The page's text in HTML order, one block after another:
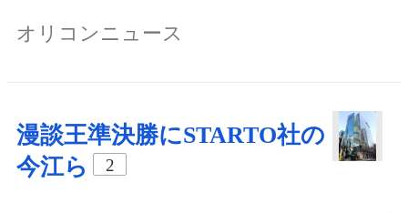
オリコンニュース
漫談王準決勝にSTARTO社の
今江ら
2